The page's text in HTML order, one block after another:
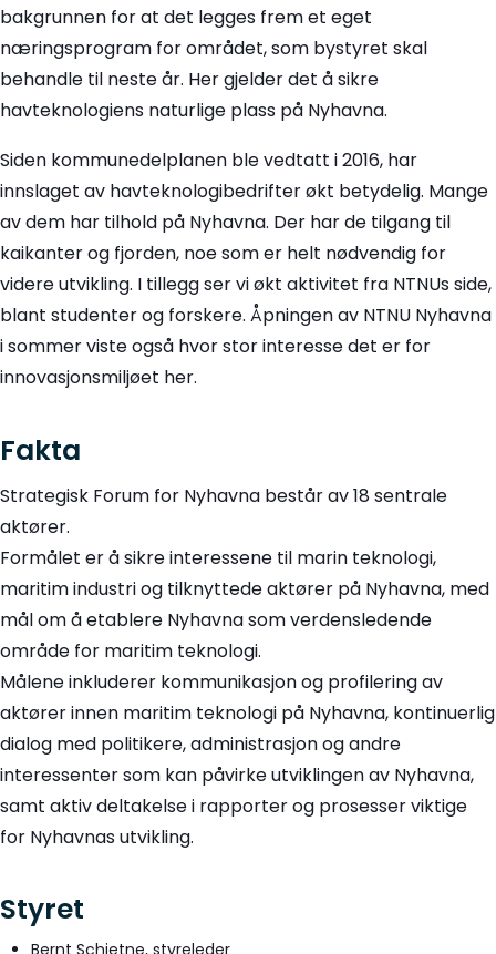
bakgrunnen for at det legges frem et eget
næringsprogram for området, som bystyret skal
behandle til neste år. Her gjelder det å sikre
havteknologiens naturlige plass på Nyhavna.
Siden kommunedelplanen ble vedtatt i 2016, har
innslaget av havteknologibedrifter økt betydelig. Mange
av dem har tilhold på Nyhavna. Der har de tilgang til
kaikanter og fjorden, noe som er helt nødvendig for
videre utvikling. I tillegg ser vi økt aktivitet fra NTNUs side,
blant studenter og forskere. Åpningen av NTNU Nyhavna
i sommer viste også hvor stor interesse det er for
innovasjonsmiljøet her.
Fakta
Strategisk Forum for Nyhavna består av 18 sentrale
aktører.
Formålet er å sikre interessene til marin teknologi,
maritim industri og tilknyttede aktører på Nyhavna, med
mål om å etablere Nyhavna som verdensledende
område for maritim teknologi.
Målene inkluderer kommunikasjon og profilering av
aktører innen maritim teknologi på Nyhavna, kontinuerlig
dialog med politikere, administrasjon og andre
interessenter som kan påvirke utviklingen av Nyhavna,
samt aktiv deltakelse i rapporter og prosesser viktige
for Nyhavnas utvikling.
Styret
Bernt Schjetne, styreleder